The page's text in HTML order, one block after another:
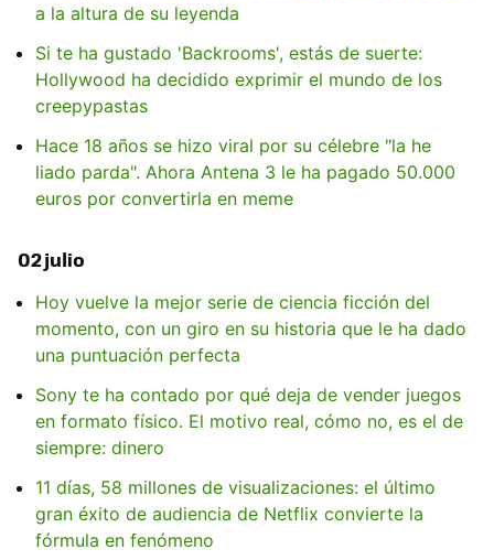
a la altura de su leyenda
Si te ha gustado 'Backrooms', estás de suerte:
Hollywood ha decidido exprimir el mundo de los
creepypastas
Hace 18 años se hizo viral por su célebre "la he
liado parda". Ahora Antena 3 le ha pagado 50.000
euros por convertirla en meme
02 julio
Hoy vuelve la mejor serie de ciencia ficción del
momento, con un giro en su historia que le ha dado
una puntuación perfecta
Sony te ha contado por qué deja de vender juegos
en formato físico. El motivo real, cómo no, es el de
siempre: dinero
11 días, 58 millones de visualizaciones: el último
gran éxito de audiencia de Netflix convierte la
fórmula en fenómeno